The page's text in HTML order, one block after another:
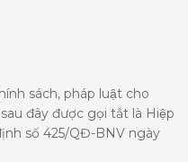
sách, pháp luật cho
đây được gọi tắt là Hiệp
số 425/QĐ-BNV ngày